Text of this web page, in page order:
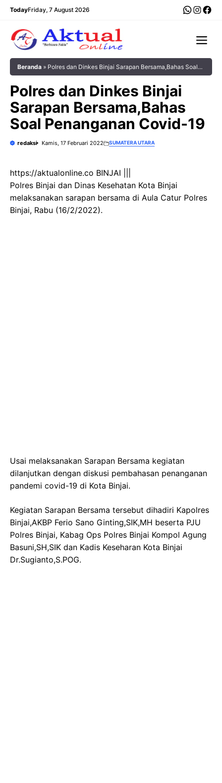
Langsung
TodayFriday, 7 August 2026
Beranda » Polres dan Dinkes Binjai Sarapan Bersama,Bahas Soal
Polres dan Dinkes Binjai
Sarapan Bersama,Bahas
Soal Penanganan Covid-19
redaksi Kamis, 17 Februari 2022 SUMATERA UTARA
https://aktualonline.co BINJAI |||
Polres Binjai dan Dinas Kesehatan Kota Binjai
melaksanakan sarapan bersama di Aula Catur Polres
Binjai, Rabu (16/2/2022).
Usai melaksanakan Sarapan Bersama kegiatan
dilanjutkan dengan diskusi pembahasan penanganan
pandemi covid-19 di Kota Binjai.
Kegiatan Sarapan Bersama tersebut dihadiri Kapolres
Binjai,AKBP Ferio Sano Ginting,SIK,MH beserta PJU
Polres Binjai, Kabag Ops Polres Binjai Kompol Agung
Basuni,SH,SIK dan Kadis Keseharan Kota Binjai
Dr.Sugianto,S.POG.